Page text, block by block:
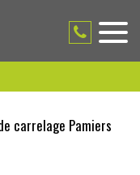
carrelage Pamiers